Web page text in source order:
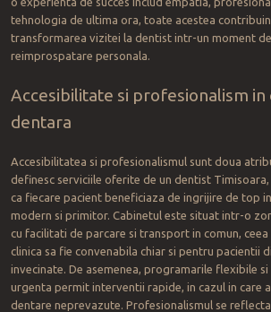
tehnologia de ultima ora, toate acestea
transformarea vizitei la dentist intr-un moment
reimprospatare personala.
Accesibilitate si profesionalism in
dentara
Accesibilitatea si profesionalismul sunt doua
definesc serviciile oferite de un dentist
ca fiecare pacient beneficiaza de ingrijire de top
modern si primitor. Cabinetul este situat intr-o
cu facilitati de parcare si transport in comun, ceea
clinica sa fie convenabila chiar si pentru pacientii
invecinate. De asemenea, programarile flexibile si
urgenta permit interventii rapide, in cazul in care
dentare neprevazute. Profesionalismul se